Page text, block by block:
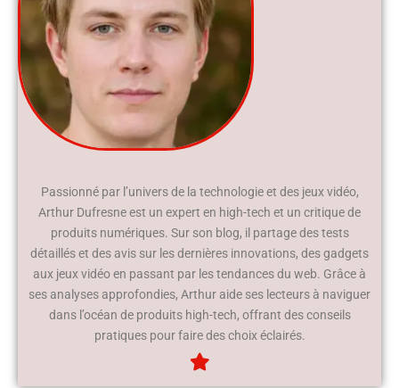
Passionné par l’univers de la technologie et des jeux vidéo,
Arthur Dufresne est un expert en high-tech et un critique de
produits numériques. Sur son blog, il partage des tests
détaillés et des avis sur les dernières innovations, des gadgets
aux jeux vidéo en passant par les tendances du web. Grâce à
ses analyses approfondies, Arthur aide ses lecteurs à naviguer
dans l’océan de produits high-tech, offrant des conseils
pratiques pour faire des choix éclairés.